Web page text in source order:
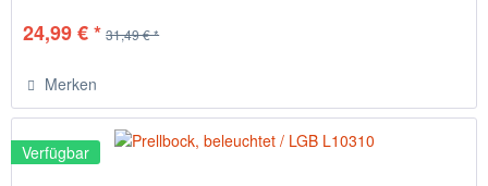
24,99 € * 31,49 € *
Merken
Verfügbar